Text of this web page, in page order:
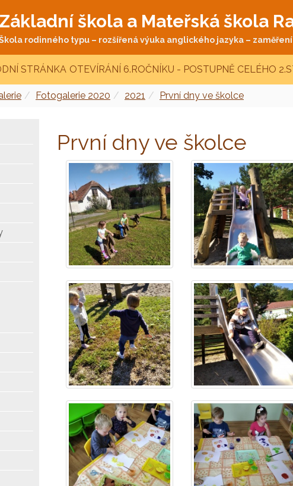
Základní škola a Mateřská škola
rodinného typu – rozšířená výuka anglického jazyka –
STRÁNKA OTEVÍRÁNÍ 6.ROČNÍKU - POSTUPNĚ CELÉHO
Fotogalerie 2020 2021 První dny ve školce
První dny ve školce